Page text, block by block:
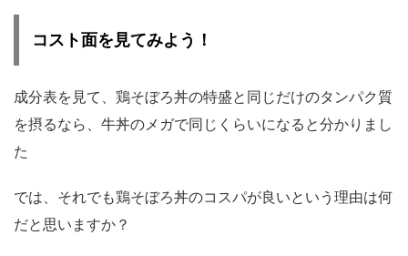
コスト面を見てみよう！
成分表を見て、鶏そぼろ丼の特盛と同じだけのタンパク質
を摂るなら、牛丼のメガで同じくらいになると分かりまし
た
では、それでも鶏そぼろ丼のコスパが良いという理由は何
だと思いますか？